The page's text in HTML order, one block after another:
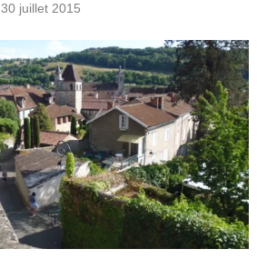
30 juillet 2015